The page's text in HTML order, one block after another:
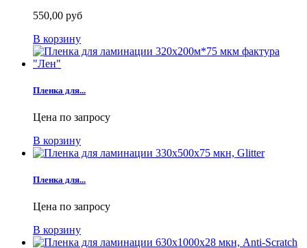
550,00 руб
В корзину
Пленка для...
Цена по запросу
В корзину
Пленка для...
Цена по запросу
В корзину